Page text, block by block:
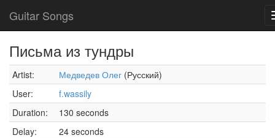
Guitar Songs
Письма из тундры
Artist: Медведев Олег (Русский)
User:
f.wassily
Duration:
130 seconds
Delay:
24 seconds